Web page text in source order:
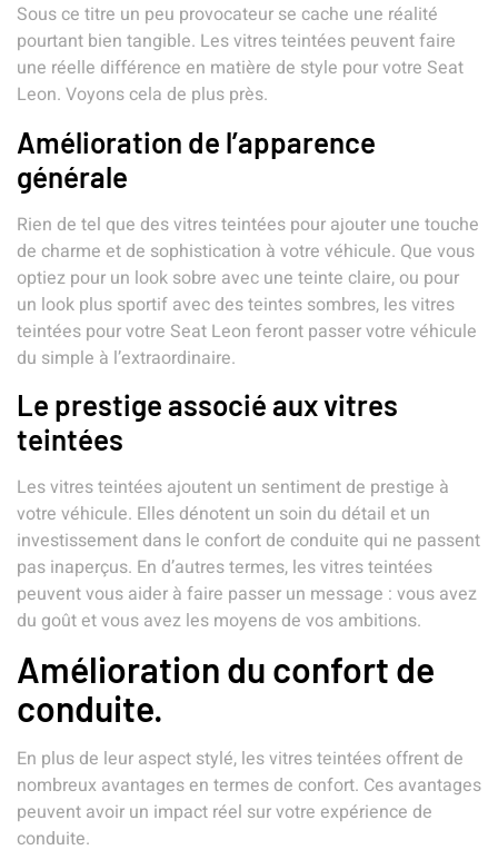
Sous ce titre un peu provocateur se cache une réalité
pourtant bien tangible. Les vitres teintées peuvent faire
une réelle différence en matière de style pour votre Seat
Leon. Voyons cela de plus près.
Amélioration de l’apparence
générale
Rien de tel que des vitres teintées pour ajouter une touche
de charme et de sophistication à votre véhicule. Que vous
optiez pour un look sobre avec une teinte claire, ou pour
un look plus sportif avec des teintes sombres, les vitres
teintées pour votre Seat Leon feront passer votre véhicule
du simple à l’extraordinaire.
Le prestige associé aux vitres
teintées
Les vitres teintées ajoutent un sentiment de prestige à
votre véhicule. Elles dénotent un soin du détail et un
investissement dans le confort de conduite qui ne passent
pas inaperçus. En d’autres termes, les vitres teintées
peuvent vous aider à faire passer un message : vous avez
du goût et vous avez les moyens de vos ambitions.
Amélioration du confort de
conduite.
En plus de leur aspect stylé, les vitres teintées offrent de
nombreux avantages en termes de confort. Ces avantages
peuvent avoir un impact réel sur votre expérience de
conduite.